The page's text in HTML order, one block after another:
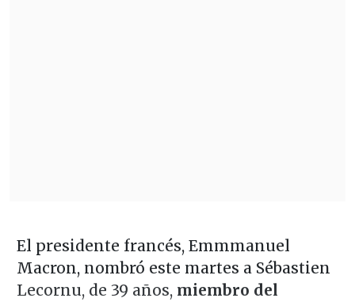
El presidente francés, Emmmanuel
Macron, nombró este martes a Sébastien
Lecornu, de 39 años, miembro del